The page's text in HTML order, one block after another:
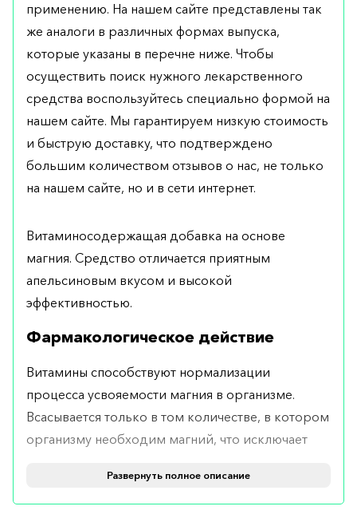
применению. На нашем сайте представлены так
же аналоги в различных формах выпуска,
которые указаны в перечне ниже. Чтобы
осуществить поиск нужного лекарственного
средства воспользуйтесь специально формой на
нашем сайте. Мы гарантируем низкую стоимость
и быструю доставку, что подтверждено
большим количеством отзывов о нас, не только
на нашем сайте, но и в сети интернет.
Витаминосодержащая добавка на основе
магния. Средство отличается приятным
апельсиновым вкусом и высокой
эффективностью.
Фармакологическое действие
Витамины способствуют нормализации
процесса усвояемости магния в организме.
Всасывается только в том количестве, в котором
организму необходим магний, что исключает
Развернуть полное описание